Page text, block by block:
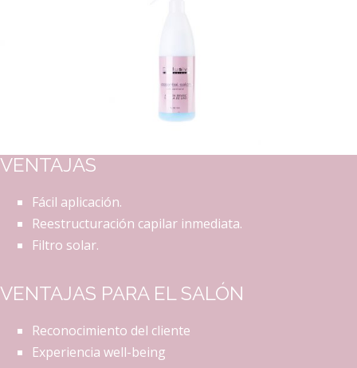
VENTAJAS
Fácil aplicación.
Reestructuración capilar inmediata.
Filtro solar.
VENTAJAS PARA EL SALÓN
Reconocimiento del cliente
Experiencia well-being